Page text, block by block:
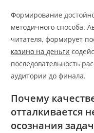
Формирование
методичного способа.
читателя, формирует
казино на деньги
последовательность
аудитории до финала.
Почему
отталкивается
осознания